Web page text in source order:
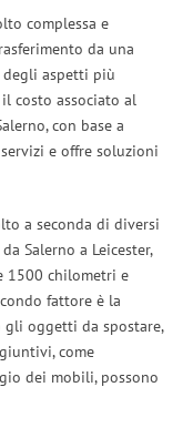
complessa e
da una
degli aspetti più
costo associato al
con base a
e offre soluzioni
a seconda di diversi
Salerno a Leicester,
1500 chilometri e
fattore è la
oggetti da spostare,
come
dei mobili, possono